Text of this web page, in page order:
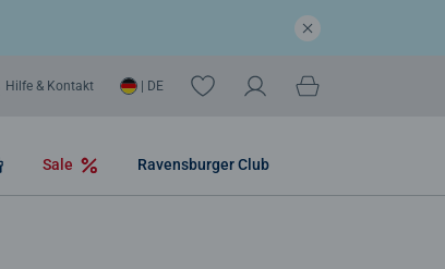
Hilfe & Kontakt | DE
Sale Ravensburger Club